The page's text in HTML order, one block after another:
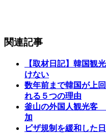
関連記事
【取材日記】韓国観
けない
数年前まで韓国が上
れる５つの理由
釜山の外国人観光客
加
ビザ規制を緩和した